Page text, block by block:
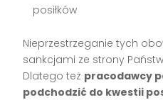
posiłków
Nieprzestrzeganie tych
sankcjami ze strony
Dlatego też pracodawcy
podchodzić do kwestii